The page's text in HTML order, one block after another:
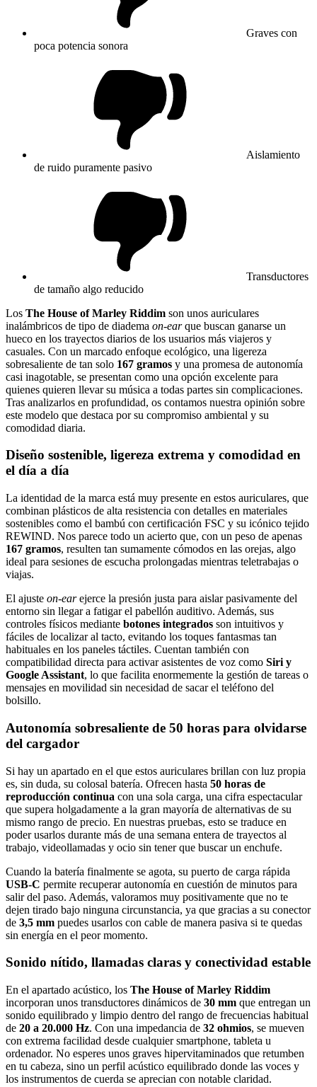
Graves con
poca potencia sonora
Aislamiento
de ruido puramente pasivo
Transductores
de tamaño algo reducido
Los The House of Marley Riddim son unos auriculares
inalámbricos de tipo de diadema on-earque buscan ganarse un
hueco en los trayectos diarios de los usuarios más viajeros y
casuales. Con un marcado enfoque ecológico, una ligereza
sobresaliente de tan solo 167 gramos y una promesa de autonomía
casi inagotable, se presentan como una opción excelente para
quienes quieren llevar su música a todas partes sin complicaciones.
Tras analizarlos en profundidad, os contamos nuestra opinión sobre
este modelo que destaca por su compromiso ambiental y su
comodidad diaria.
Diseño sostenible, ligereza extrema y comodidad en
el día a día
La identidad de la marca está muy presente en estos auriculares, que
combinan plásticos de alta resistencia con detalles en materiales
sostenibles como el bambú con certificación FSC y su icónico tejido
REWIND. Nos parece todo un acierto que, con un peso de apenas
167 gramos, resulten tan sumamente cómodos en las orejas, algo
ideal para sesiones de escucha prolongadas mientras teletrabajas o
viajas.
El ajuste on-earejerce la presión justa para aislar pasivamente del
entorno sin llegar a fatigar el pabellón auditivo. Además, sus
controles físicos mediante botones integrados son intuitivos y
fáciles de localizar al tacto, evitando los toques fantasmas tan
habituales en los paneles táctiles. Cuentan también con
compatibilidad directa para activar asistentes de voz como Siri y
Google Assistant, lo que facilita enormemente la gestión de tareas o
mensajes en movilidad sin necesidad de sacar el teléfono del
bolsillo.
Autonomía sobresaliente de 50 horas para olvidarse
del cargador
Si hay un apartado en el que estos auriculares brillan con luz propia
es, sin duda, su colosal batería. Ofrecen hasta 50 horas de
reproducción continua con una sola carga, una cifra espectacular
que supera holgadamente a la gran mayoría de alternativas de su
mismo rango de precio. En nuestras pruebas, esto se traduce en
poder usarlos durante más de una semana entera de trayectos al
trabajo, videollamadas y ocio sin tener que buscar un enchufe.
Cuando la batería finalmente se agota, su puerto de carga rápida
USB-C permite recuperar autonomía en cuestión de minutos para
salir del paso. Además, valoramos muy positivamente que no te
dejen tirado bajo ninguna circunstancia, ya que gracias a su conector
de 3,5 mm puedes usarlos con cable de manera pasiva si te quedas
sin energía en el peor momento.
Sonido nítido, llamadas claras y conectividad estable
En el apartado acústico, los The House of Marley Riddim
incorporan unos transductores dinámicos de 30 mm que entregan un
sonido equilibrado y limpio dentro del rango de frecuencias habitual
de 20 a 20.000 Hz. Con una impedancia de 32 ohmios, se mueven
con extrema facilidad desde cualquier smartphone, tableta u
ordenador. No esperes unos graves hipervitaminados que retumben
en tu cabeza, sino un perfil acústico equilibrado donde las voces y
los instrumentos de cuerda se aprecian con notable claridad.